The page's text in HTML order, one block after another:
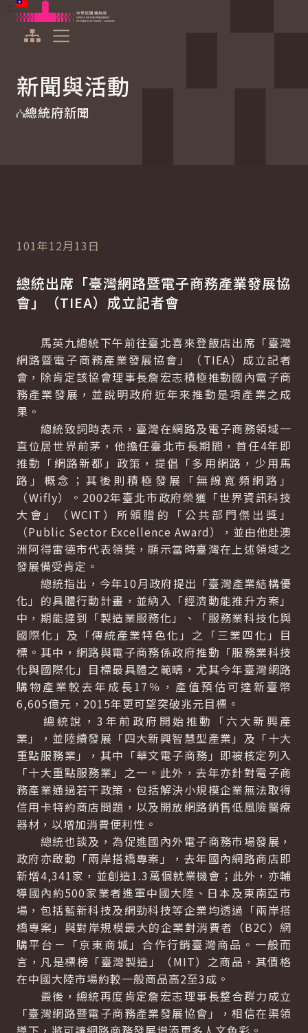
跳到主要內容
中華民國總統府
新聞與活動
總統府新聞
101年12月13日
總統出席「臺灣網路暨電子商務產業發展協
會」（TIEA）成立記者會
馬英九總統下午前往臺北喜來登飯店出席「臺灣
網路暨電子商務產業發展協會」（TIEA）成立記者
會，除肯定該協會理事長詹宏志積極推動國內電子商
務產業發展，並說明政府近年來推動是項產業之成
果。
總統致詞時表示，臺灣在網路及電子商務領域一
直位居世界前茅，他擔任臺北市長期間，首任4年即
推動「網路新都」政策，提倡「多用網路，少用馬
路」概念；其後則積極發展「無線寬頻網路」
（Wifly）。2002年臺北市政府榮獲「世界資訊科技
大會」（WCIT）所頒贈的「公共部門傑出獎」
（Public Sector Excellence Award），並由他赴澳
洲阿得雷德市代表領獎，顯示當時臺灣在上述領域之
發展備受肯定。
總統指出，今年10月政府提出「臺灣產業結構優
化」的具體行動計畫，並納入「經濟動能推升方案」
中，期能達到「製造業服務化」、「服務業科技化與
國際化」及「傳統產業特色化」之「三業四化」目
標。其中，網路與電子商務係政府推動「服務業科技
化與國際化」目標最具體之範疇，尤其今年臺灣網路
購物產業較去年成長17％，產值預估可達新臺幣
6,605億元，2015年更可望突破兆元目標。
總統說，3年前政府開始推動「六大新興產
業」，並陸續發展「四大新興智慧型產業」及「十大
重點服務業」，其中「華文電子商務」即被核定列入
「十大重點服務業」之一。此外，去年亦針對電子商
務產業通過若干政策，包括解決小規模企業無法取得
信用卡特約商店問題，以及開放網路銷售低風險醫療
器材，以增加消費便利性。
總統也談及，為促進國內外電子商務市場發展，
政府亦啟動「兩岸搭橋專案」，去年國內網路商店即
新增4,341家，並創造1.3萬個就業機會；此外，亦輔
導國內約500家業者進軍中國大陸、日本及東南亞市
場，包括藍新科技及網勁科技等企業均透過「兩岸搭
橋專案」與對岸規模最大的企業對消費者（B2C）網
購平台－「京東商城」合作行銷臺灣商品。一般而
言，凡是標榜「臺灣製造」（MIT）之商品，其價格
在中國大陸市場約較一般商品高2至3成。
最後，總統再度肯定詹宏志理事長整合群力成立
「臺灣網路暨電子商務產業發展協會」，相信在渠領